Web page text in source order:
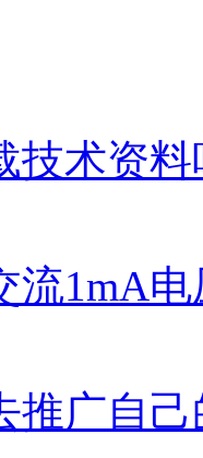
技术资料
流1mA
推广自